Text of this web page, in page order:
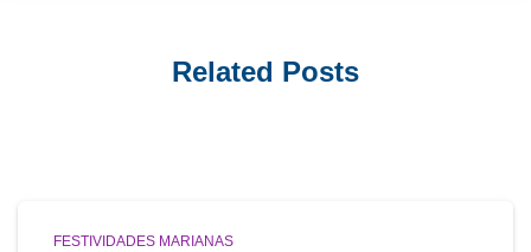
Related Posts
FESTIVIDADES MARIANAS